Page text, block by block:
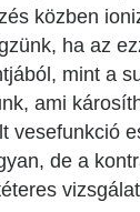
közben
ha az
mint a
ami
vesefunkció
de a